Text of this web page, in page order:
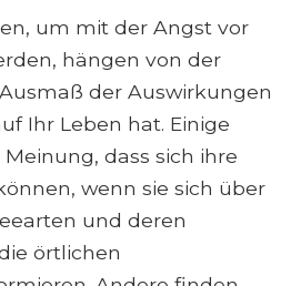
um mit der Angst vor
hängen von der
der Auswirkungen
Ihr Leben hat. Einige
dass sich ihre
wenn sie sich über
und deren
örtlichen